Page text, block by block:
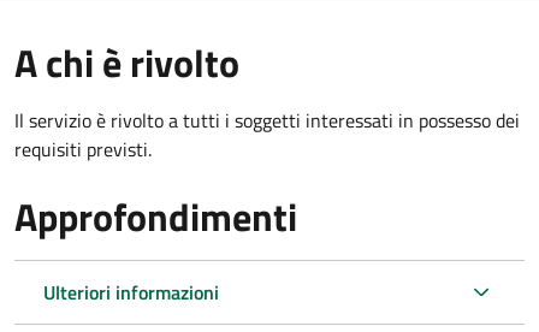
A chi è rivolto
Il servizio è rivolto a tutti i soggetti interessati in possesso dei
requisiti previsti.
Approfondimenti
Ulteriori informazioni